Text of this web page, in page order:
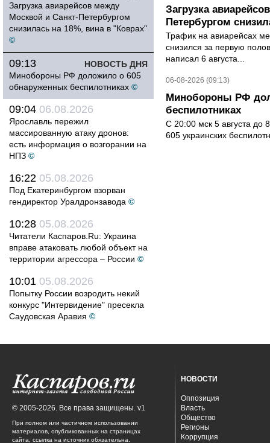
Загрузка авиарейсов между
Москвой и Санкт-Петербургом
снизилась на 18%, вина в "Коврах"
©
НОВОСТЬ ДНЯ
09:13
Минобороны РФ доложило о 605
обнаруженных беспилотниках ©
09:04 06.08.2026
Ярославль пережил
массированную атаку дронов:
есть информация о возгорании на
НПЗ ©
16:22 05.08.2026
Под Екатеринбургом взорван
гендиректор Уралдронзавода ©
10:28 05.08.2026
Читатели Каспаров.Ru: Украина
вправе атаковать любой объект на
территории агрессора – России ©
10:01 05.08.2026
Попытку России возродить некий
конкурс "Интервидение" пресекла
Саудовская Аравия ©
Загрузка
Петербургом
Трафик на авиарейсах
снизился за первую
написал 6 августа...
06-08-2026 (09:13)
Минобороны РФ
беспилотниках
С 20:00 мск 5 августа до
605 украинских
© 2005-2026. Все права защищены. v1
При полном или частичном использовании
материалов, опубликованных на страницах
сайта, ссылка на источник обязательна.
НОВОСТИ
Оппозиция
Власть
Общество
Регионы
Коррупция